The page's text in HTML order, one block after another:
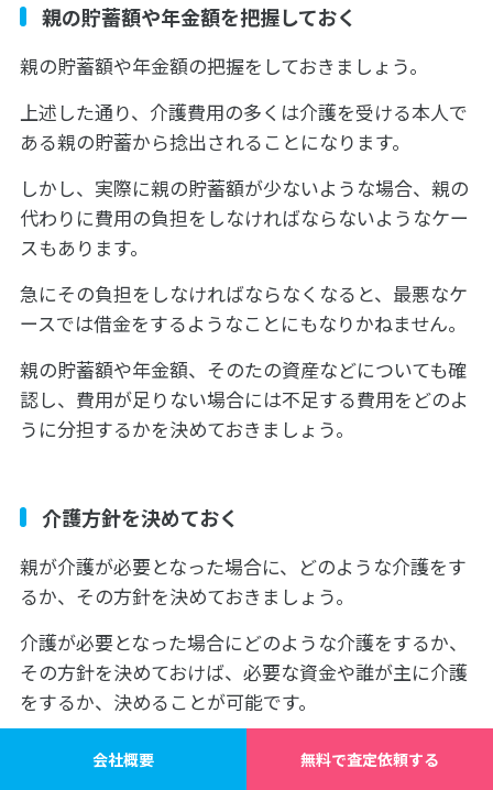
親の貯蓄額や年金額を把握しておく
親の貯蓄額や年金額の把握をしておきましょう。
上述した通り、介護費用の多くは介護を受ける本人で
ある親の貯蓄から捻出されることになります。
しかし、実際に親の貯蓄額が少ないような場合、親の
代わりに費用の負担をしなければならないようなケー
スもあります。
急にその負担をしなければならなくなると、最悪なケ
ースでは借金をするようなことにもなりかねません。
親の貯蓄額や年金額、そのたの資産などについても確
認し、費用が足りない場合には不足する費用をどのよ
うに分担するかを決めておきましょう。
介護方針を決めておく
親が介護が必要となった場合に、どのような介護をす
るか、その方針を決めておきましょう。
介護が必要となった場合にどのような介護をするか、
その方針を決めておけば、必要な資金や誰が主に介護
をするか、決めることが可能です。
特に重要なポイントになるのが、現在の家に住み続け
るのかどうか、という点です。
会社概要 無料で査定依頼する